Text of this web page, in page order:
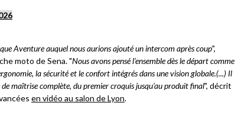
Aventure auquel nous aurions ajouté un intercom après coup",
moto de Sena. "Nous avons pensé l’ensemble dès le départ comme
la sécurité et le confort intégrés dans une vision globale.(...) Il
maîtrise complète, du premier croquis jusqu’au produit final", décrit
en vidéo au salon de Lyon.